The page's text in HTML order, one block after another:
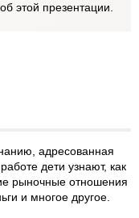
этой презентации.
адресованная
дети узнают, как
рыночные отношения
и многое другое.